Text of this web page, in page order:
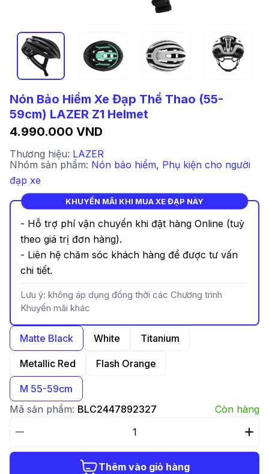
Nón Bảo Hiểm Xe Đạp Thể Thao (55-
59cm) LAZER Z1 Helmet
4.990.000 VND
Thương hiệu: LAZER
Nhóm sản phẩm: Nón bảo hiểm, Phụ kiện cho người
đạp xe
KHUYẾN MÃI KHI MUA XE ĐẠP NÀY
- Hỗ trợ phí vận chuyển khi đặt hàng Online (tuỳ
theo giá trị đơn hàng).
- Liên hệ chăm sóc khách hàng để được tư vấn
chi tiết.
Lưu ý: không áp dụng đồng thời các Chương trình
Khuyến mãi khác
Matte Black White Titanium
Metallic Red Flash Orange
M 55-59cm
Mã sản phẩm: BLC2447892327 Còn hàng
Thêm vào giỏ hàng